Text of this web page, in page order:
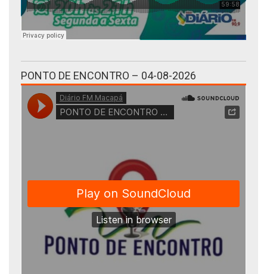
PONTO DE ENCONTRO – 04-08-2026